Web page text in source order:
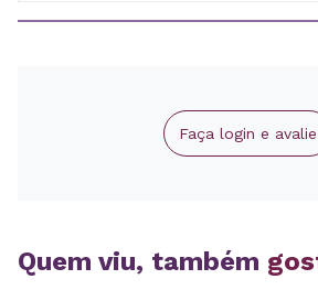
Faça login e avalie
Quem viu, também